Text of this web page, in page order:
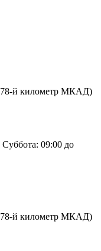
й километр МКАД)
09:00 до
й километр МКАД)